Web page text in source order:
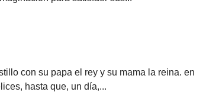
con su papa el rey y su mama la reina. en
hasta que, un día,...